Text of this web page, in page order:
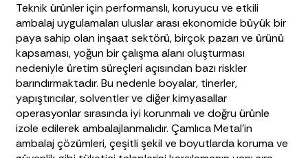
Teknik ürünler için performanslı, koruyucu ve etkili
ambalaj uygulamaları uluslar arası ekonomide büyük bir
paya sahip olan inşaat sektörü, birçok pazarı ve ürünü
kapsaması, yoğun bir çalışma alanı oluşturması
nedeniyle üretim süreçleri açısından bazı riskler
barındırmaktadır. Bu nedenle boyalar, tinerler,
yapıştırıcılar, solventler ve diğer kimyasallar
operasyonlar sırasında iyi korunmalı ve doğru ürünle
izole edilerek ambalajlanmalıdır. Çamlıca Metal’in
ambalaj çözümleri, çeşitli şekil ve boyutlarda koruma ve